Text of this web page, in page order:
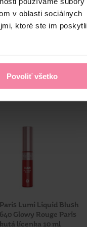
v oblasti sociálnych
ktoré ste im poskytli
Povoliť všetko
9,79
Dostupné online
Paris Lumi Liquid Blush
Glowy Rouge Paris
lícenka 10 ml